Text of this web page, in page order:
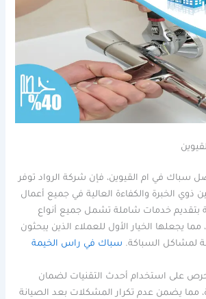
سباك في ام القيوين، فإن شركة الرواد توفر
ذوي الخبرة والكفاءة العالية في جميع أعمال
بتقديم خدمات شاملة تشمل جميع أنواع
مما يجعلها الخيار الأول للعملاء الذين يبحثون
لمشاكل السباكة. سباك في راس الخيمة
على استخدام أحدث التقنيات لضمان
مما يضمن عدم تكرار المشكلات بعد الصيانة